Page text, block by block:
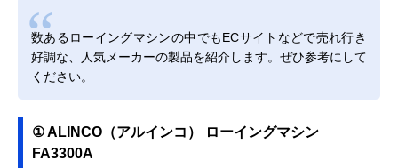
数あるローイングマシンの中でもECサイトなどで売れ行き
好調な、人気メーカーの製品を紹介します。ぜひ参考にして
ください。
① ALINCO（アルインコ） ローイングマシン
FA3300A